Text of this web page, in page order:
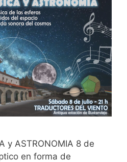
y ASTRONOMIA 8 de
en forma de